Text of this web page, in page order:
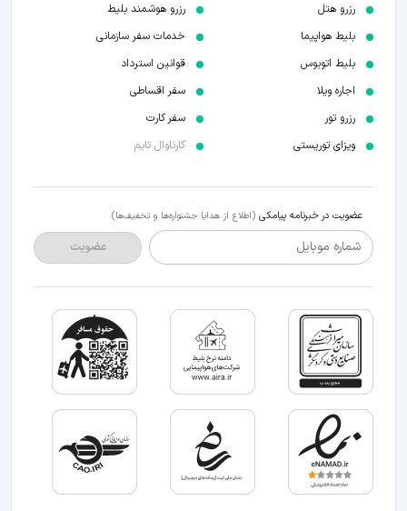
رزرو هتل
بلیط هواپیما
بلیط اتوبوس
اجاره ویلا
رزرو تور
ویزای توریستی
رزرو هوشمند بلیط
خدمات سفر سازمانی
قوانین استرداد
سفر اقساطی
سفر کارت
کارناوال تایم
عضویت در خبرنامه پیامکی (اطلاع از هدایا جشنواره‌ها و تخفیف‌ها)
شماره موبایل عضویت